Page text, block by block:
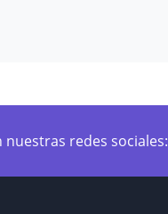
nuestras redes sociales: